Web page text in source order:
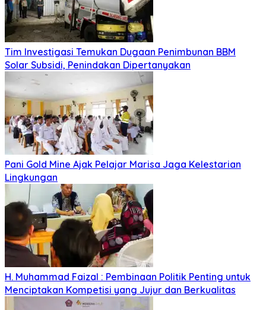
Tim Investigasi Temukan Dugaan Penimbunan BBM
Solar Subsidi, Penindakan Dipertanyakan
Pani Gold Mine Ajak Pelajar Marisa Jaga Kelestarian
Lingkungan
H. Muhammad Faizal : Pembinaan Politik Penting untuk
Menciptakan Kompetisi yang Jujur dan Berkualitas